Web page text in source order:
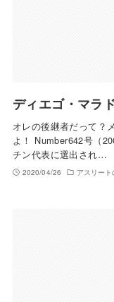
ディエゴ・マラ
オレの後継者だって？
よ！ Number642号（
チン代表に選出され…
2020/04/26 アスリー